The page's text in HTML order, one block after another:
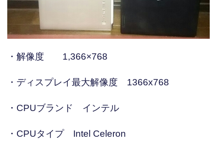
・解像度 1,366×768
・ディスプレイ最大解像度 1366x768
・CPUブランド インテル
・CPUタイプ Intel Celeron